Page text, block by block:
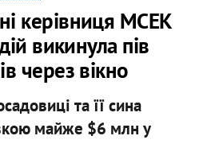
керівниця МСЕК
викинула пів
через вікно
та її сина
майже $6 млн у